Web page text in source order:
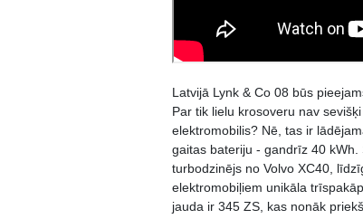
Latvijā Lynk & Co 08 būs
Par tik lielu krosoveru nav
elektromobilis? Nē, tas ir
gaitas bateriju - gandrīz 40
turbodzinējs no Volvo XC40,
elektromobiļiem unikāla
jauda ir 345 ZS, kas nonāk